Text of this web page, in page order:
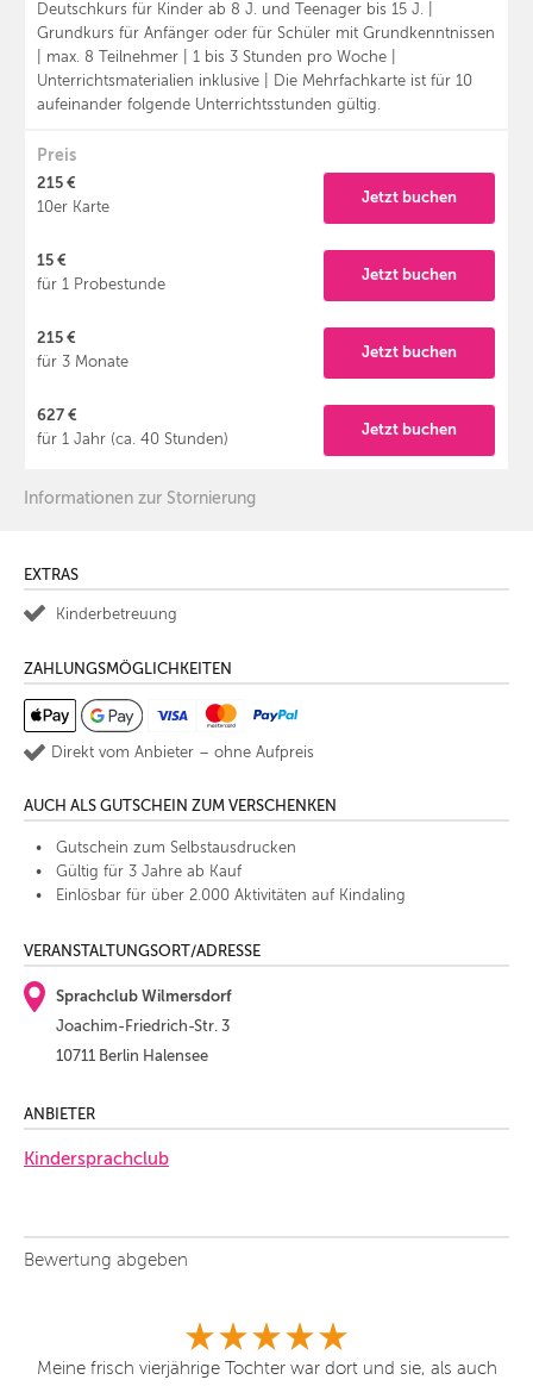
Deutschkurs für Kinder ab 8 J. und Teenager bis 15 J. |
Grundkurs für Anfänger oder für Schüler mit Grundkenntnissen
| max. 8 Teilnehmer | 1 bis 3 Stunden pro Woche |
Unterrichtsmaterialien inklusive | Die Mehrfachkarte ist für 10
aufeinander folgende Unterrichtsstunden gültig.
Preis
215 €
10er Karte
Jetzt buchen
15 €
für 1 Probestunde
Jetzt buchen
215 €
für 3 Monate
Jetzt buchen
627 €
für 1 Jahr (ca. 40 Stunden)
Jetzt buchen
Informationen zur Stornierung
EXTRAS
Kinderbetreuung
ZAHLUNGSMÖGLICHKEITEN
Direkt vom Anbieter – ohne Aufpreis
AUCH ALS GUTSCHEIN ZUM VERSCHENKEN
Gutschein zum Selbstausdrucken
Gültig für 3 Jahre ab Kauf
Einlösbar für über 2.000 Aktivitäten auf Kindaling
VERANSTALTUNGSORT/ADRESSE
Sprachclub Wilmersdorf
Joachim-Friedrich-Str. 3
10711 Berlin Halensee
ANBIETER
Kindersprachclub
Bewertung abgeben
Meine frisch vierjährige Tochter war dort und sie, als auch